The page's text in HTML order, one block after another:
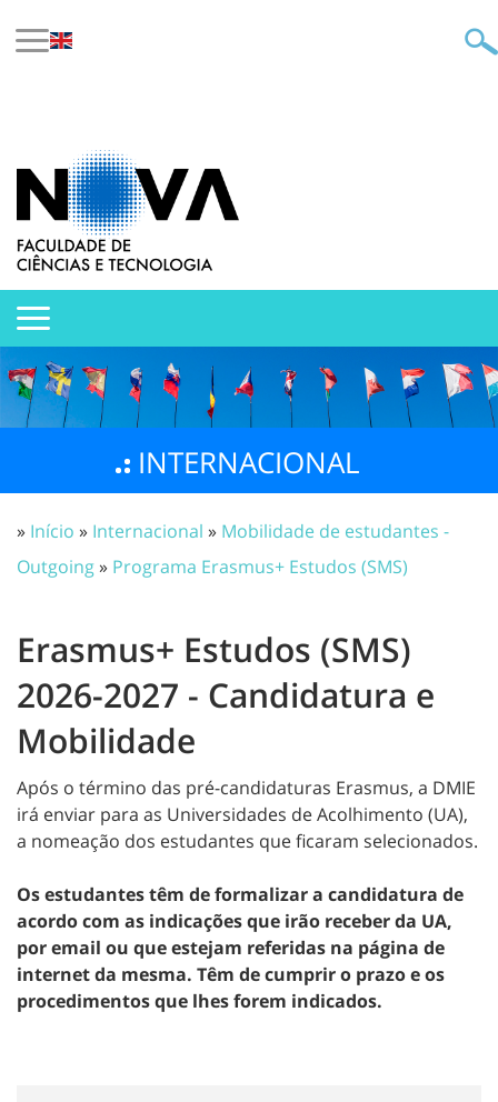
INTERNACIONAL
» Início » Internacional » Mobilidade de estudantes -
Outgoing» Programa Erasmus+ Estudos (SMS)
Erasmus+ Estudos (SMS)
2026-2027 - Candidatura e
Mobilidade
Após o término das pré-candidaturas Erasmus, a DMIE
irá enviar para as Universidades de Acolhimento (UA),
a nomeação dos estudantes que ficaram selecionados.
Os estudantes têm de formalizar a candidatura de
acordo com as indicações que irão receber da UA,
por email ou que estejam referidas na página de
internet da mesma. Têm de cumprir o prazo e os
procedimentos que lhes forem indicados.